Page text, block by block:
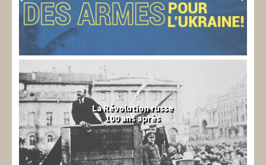
La Révolution russe
100 ans après